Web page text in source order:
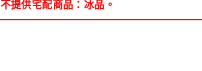
不提供宅配商品：冰品。